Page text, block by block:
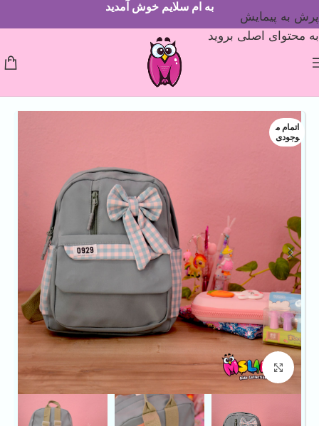
پرش به پیمایش
به محتوای اصلی بروید
به ام سلایم خوش آمدید
اتمام م
وجودی
بزرگنمایی تصویر